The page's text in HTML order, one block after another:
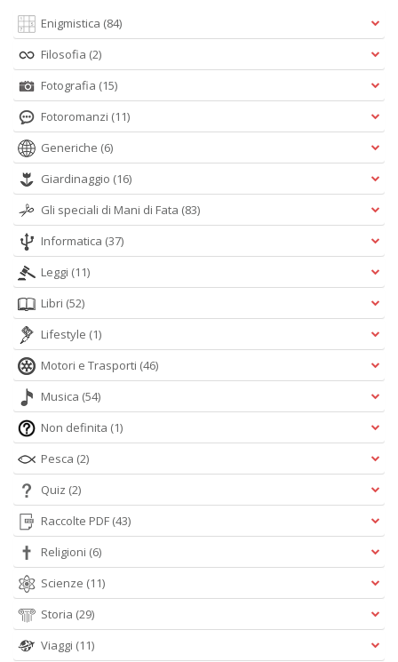
Enigmistica (84)
Filosofia (2)
Fotografia (15)
Fotoromanzi (11)
Generiche (6)
Giardinaggio (16)
Gli speciali di Mani di Fata (83)
Informatica (37)
Leggi (11)
Libri (52)
Lifestyle (1)
Motori e Trasporti (46)
Musica (54)
Non definita (1)
Pesca (2)
Quiz (2)
Raccolte PDF (43)
Religioni (6)
Scienze (11)
Storia (29)
Viaggi (11)